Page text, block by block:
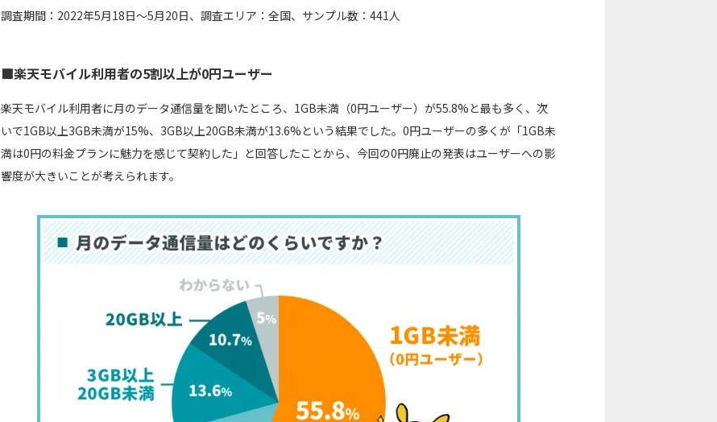
調査期間：2022年5月18日～5月20日、調査エリア：全国、サンプル数：441人
■楽天モバイル利用者の5割以上が0円ユーザー
楽天モバイル利用者に月のデータ通信量を聞いたところ、1GB未満（0円ユーザー）が55.8%と最も多く、次
いで1GB以上3GB未満が15%、3GB以上20GB未満が13.6%という結果でした。0円ユーザーの多くが「1GB未
満は0円の料金プランに魅力を感じて契約した」と回答したことから、今回の0円廃止の発表はユーザーへの影
響度が大きいことが考えられます。